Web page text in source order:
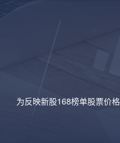
为反映新股168榜单股票价